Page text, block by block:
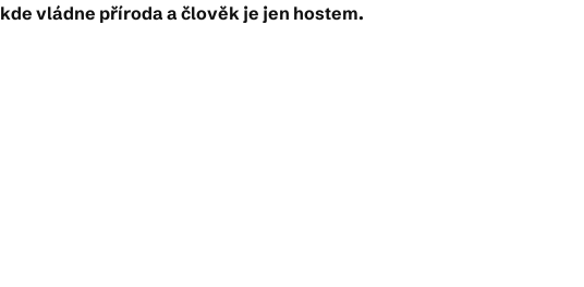
kde vládne příroda a člověk je jen hostem.